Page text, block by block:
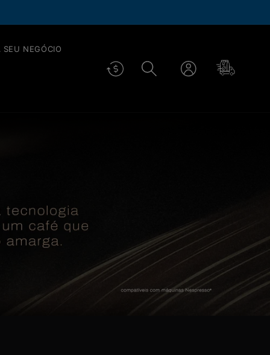
40% OFF em todos os cafés.
SEU NEGÓCIO
Fazer
login
Carrinho